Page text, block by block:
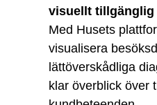
visuellt tillgänglig
Med Husets
visualisera
lättöverskådliga
klar överblick över